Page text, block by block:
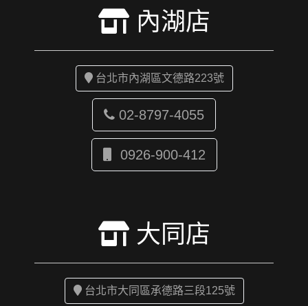
內湖店
台北市內湖區文德路223號
02-8797-4055
0926-900-412
大同店
台北市大同區承德路三段125號